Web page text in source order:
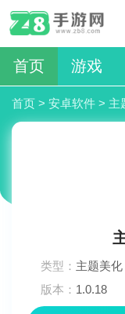
首页 游戏
首页 > 安卓软件 > 主
类型： 主题美化
版本： 1.0.18